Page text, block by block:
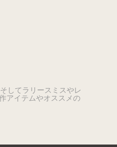
してラリースミスやレ
アイテムやオススメの